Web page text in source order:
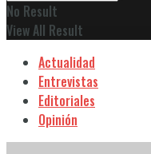
No Result
View All Result
Actualidad
Entrevistas
Editoriales
Opinión